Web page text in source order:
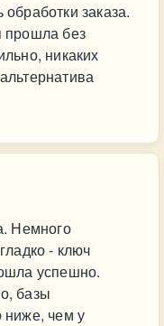
заказа.
прошла без
никаких
Немного
- ключ
успешно.
базы
ниже, чем у